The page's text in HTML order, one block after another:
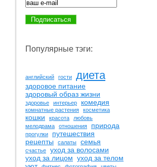
Популярные тэги:
английский гости диета
здоровое питание
здоровый образ жизни
здоровье интерьер комедия
комнатные растения косметика
кошки красота
любовь
мелодрама
отношения природа
прогулки
путешествия
рецепты
салаты семья
счастье
уход за волосами
уход за лицом уход за телом